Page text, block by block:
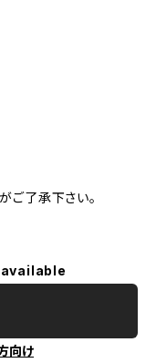
ご了承下さい。
向け